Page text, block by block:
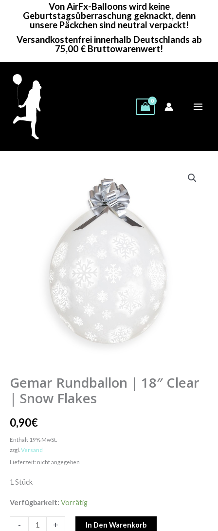
Von AirFx-Balloons wird keine
Geburtstagsüberraschung geknackt, denn
unsere Päckchen sind neutral verpackt!
Versandkostenfrei innerhalb Deutschlands ab
75,00 € Bruttowarenwert!
Gemar Rundballon | 18″ Clear
| Snow Flakes
0,90€
Enthält 19% MwSt.
zzgl. Versand
Lieferzeit: nicht angegeben
1 Stück
Verfügbarkeit: Vorrätig
- + In Den Warenkorb